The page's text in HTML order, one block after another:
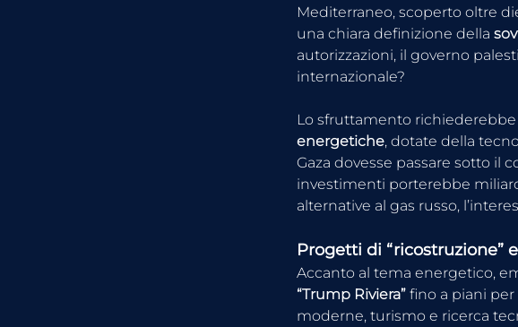
Mediterraneo, scoperto oltre
una chiara definizione della
autorizzazioni, il governo
internazionale?
Lo sfruttamento
energetiche, dotate della
Gaza dovesse passare sotto il
investimenti porterebbe
alternative al gas russo,
Progetti di “ricostruzione”
Accanto al tema energetico,
“Trump Riviera” fino a piani per
moderne, turismo e ricerca